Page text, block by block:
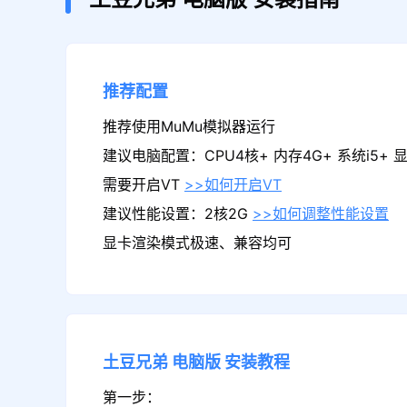
推荐配置
推荐使用MuMu模拟器运行
建议电脑配置：CPU4核+ 内存4G+ 系统i5+
需要开启VT >>如何开启VT
建议性能设置：2核2G >>如何调整性能设置
显卡渲染模式极速、兼容均可
土豆兄弟 电脑版 安装教程
第一步：